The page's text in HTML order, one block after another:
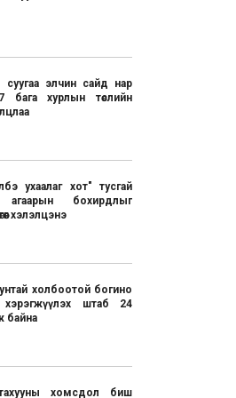
элчин сайд нар
бага хурлын төслийн
ухаалаг хот" тусгай
бохирдлыг
хэлэлцэнэ
холбоотой богино
штаб 24
байна
хомсдол биш